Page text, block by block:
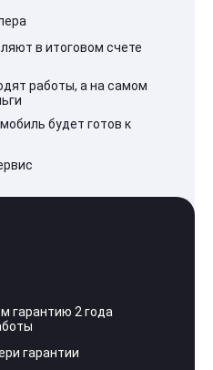
в итоговом счете
работы, а на самом
будет готов к
гарантию 2 года
гарантии